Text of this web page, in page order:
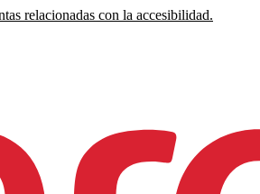
relacionadas con la accesibilidad.